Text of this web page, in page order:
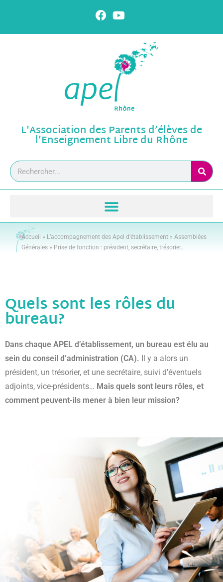
L'Association des Parents d’élèves de
l’Enseignement Libre du Rhône
Accueil » L’accompagnement des Apel d’établissement » Assemblées
Générales » Prise de fonction : président, secrétaire, trésorier…
Quels sont les rôles du
bureau?
Dans chaque APEL d’établissement, un bureau est élu au
sein du conseil d’administration (CA). Il y a alors un
président, un trésorier, et une secrétaire, suivi d’éventuels
adjoints, vice-présidents… Mais quels sont leurs rôles, et
comment peuvent-ils mener à bien leur mission?